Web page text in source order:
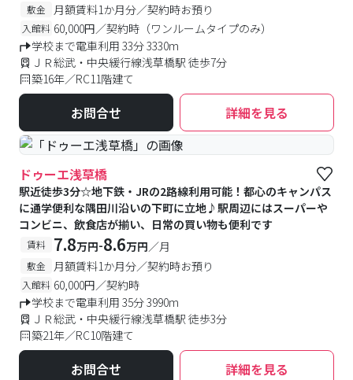
敷金 月額賃料1か月分／契約時お預り
入館料 60,000円／契約時（ワンルームタイプのみ）
学校まで電車利用 33分 3330m
ＪＲ総武・中央緩行線浅草橋駅 徒歩7分
築16年／RC11階建て
お問合せ 詳細を見る
ドゥーエ浅草橋
駅近徒歩3分☆地下鉄・JRの2路線利用可能！都心のキャンパス
に通学便利な隅田川沿いの下町に立地♪駅周辺にはスーパーや
コンビニ、飲食店が揃い、日常の買い物も便利です
賃料 7.8万円-8.6万円／月
敷金 月額賃料1か月分／契約時お預り
入館料 60,000円／契約時
学校まで電車利用 35分 3990m
ＪＲ総武・中央緩行線浅草橋駅 徒歩3分
築21年／RC10階建て
お問合せ 詳細を見る